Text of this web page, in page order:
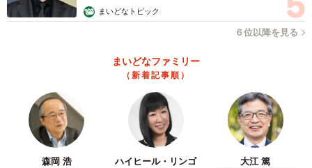
大きな地震が起きたときは、常備灯が数多く持ち帰られました／画像は
イメージです（Sakuramos/stock.adobe.com）
でも…昔はもっと大変だったかも
まいどなトピック
６位以降を見る
まいどなファミリー
（新着記事順）
森岡 浩 ハイヒール・リンゴ 大江 篤